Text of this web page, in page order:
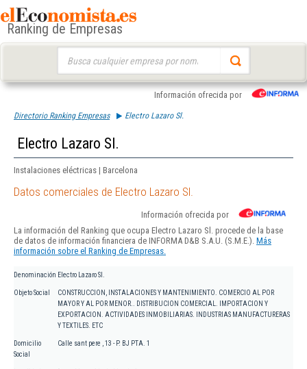
Ranking de Empresas
Información ofrecida por
Directorio Ranking Empresas Electro Lazaro Sl.
Electro Lazaro Sl.
Instalaciones eléctricas | Barcelona
Datos comerciales de Electro Lazaro Sl.
Información ofrecida por
La información del Ranking que ocupa Electro Lazaro Sl. procede de la base
de datos de información financiera de INFORMA D&B S.A.U. (S.M.E.). Más
información sobre el Ranking de Empresas.
Denominación Electro Lazaro Sl.
Objeto Social
CONSTRUCCION, INSTALACIONES Y MANTENIMIENTO. COMERCIO AL POR
MAYOR Y AL POR MENOR.. DISTRIBUCION COMERCIAL. IMPORTACION Y
EXPORTACION. ACTIVIDADES INMOBILIARIAS. INDUSTRIAS MANUFACTURERAS
Y TEXTILES. ETC
Domicilio
Social
Calle sant pere , 13 - P. BJ PTA. 1